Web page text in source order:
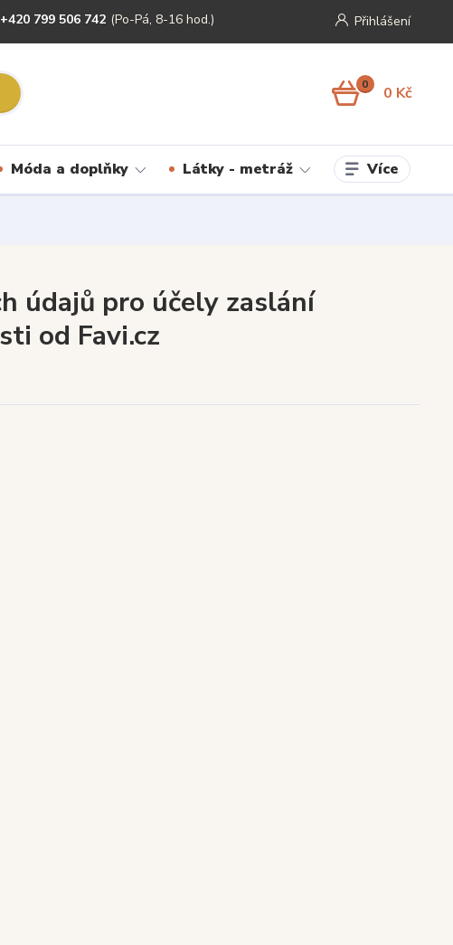
Přihlášení
+420 799 506 742 (Po-Pá, 8-16 hod.)
0 0 Kč
Móda a doplňky Látky - metráž Více
údajů pro účely zaslání
od Favi.cz